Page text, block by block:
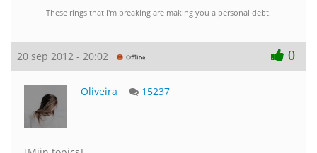
These rings that I'm breaking are making you a personal debt.
20 sep 2012 - 20:02 0
Oliveira 15237